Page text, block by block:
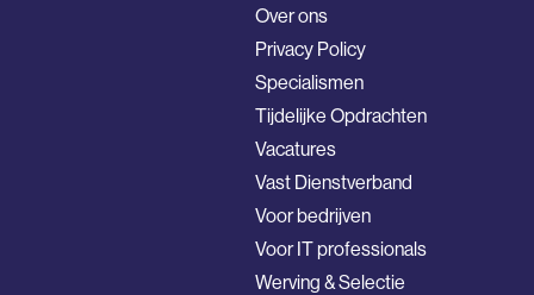
Over ons
Privacy Policy
Specialismen
Tijdelijke Opdrachten
Vacatures
Vast Dienstverband
Voor bedrijven
Voor IT professionals
Werving & Selectie